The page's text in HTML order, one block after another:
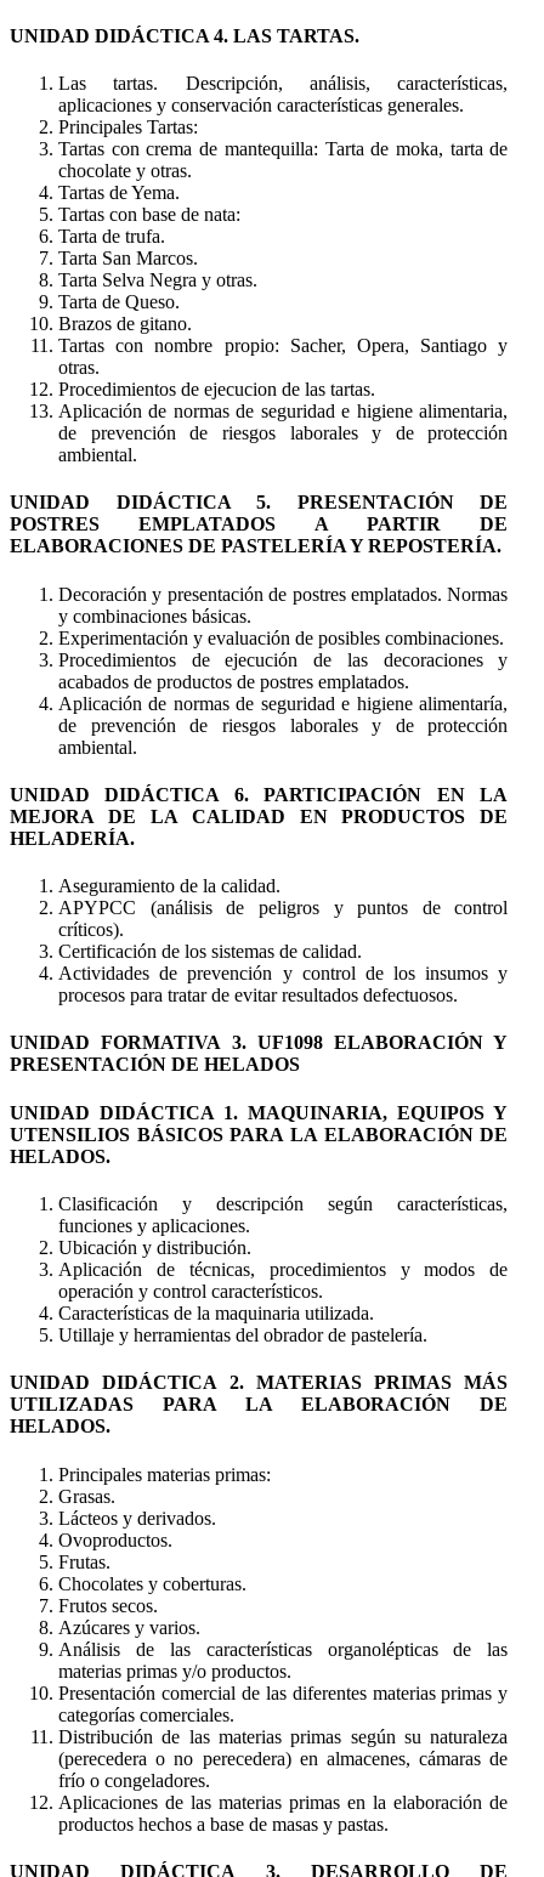
UNIDAD DIDÁCTICA 4. LAS TARTAS.
Las tartas. Descripción, análisis, características,
aplicaciones y conservación características generales.
Principales Tartas:
Tartas con crema de mantequilla: Tarta de moka, tarta de
chocolate y otras.
Tartas de Yema.
Tartas con base de nata:
Tarta de trufa.
Tarta San Marcos.
Tarta Selva Negra y otras.
Tarta de Queso.
Brazos de gitano.
Tartas con nombre propio: Sacher, Opera, Santiago y
otras.
Procedimientos de ejecucion de las tartas.
Aplicación de normas de seguridad e higiene alimentaria,
de prevención de riesgos laborales y de protección
ambiental.
UNIDAD DIDÁCTICA 5. PRESENTACIÓN DE
POSTRES EMPLATADOS A PARTIR DE
ELABORACIONES DE PASTELERÍA Y REPOSTERÍA.
Decoración y presentación de postres emplatados. Normas
y combinaciones básicas.
Experimentación y evaluación de posibles combinaciones.
Procedimientos de ejecución de las decoraciones y
acabados de productos de postres emplatados.
Aplicación de normas de seguridad e higiene alimentaría,
de prevención de riesgos laborales y de protección
ambiental.
UNIDAD DIDÁCTICA 6. PARTICIPACIÓN EN LA
MEJORA DE LA CALIDAD EN PRODUCTOS DE
HELADERÍA.
Aseguramiento de la calidad.
APYPCC (análisis de peligros y puntos de control
críticos).
Certificación de los sistemas de calidad.
Actividades de prevención y control de los insumos y
procesos para tratar de evitar resultados defectuosos.
UNIDAD FORMATIVA 3. UF1098 ELABORACIÓN Y
PRESENTACIÓN DE HELADOS
UNIDAD DIDÁCTICA 1. MAQUINARIA, EQUIPOS Y
UTENSILIOS BÁSICOS PARA LA ELABORACIÓN DE
HELADOS.
Clasificación y descripción según características,
funciones y aplicaciones.
Ubicación y distribución.
Aplicación de técnicas, procedimientos y modos de
operación y control característicos.
Características de la maquinaria utilizada.
Utillaje y herramientas del obrador de pastelería.
UNIDAD DIDÁCTICA 2. MATERIAS PRIMAS MÁS
UTILIZADAS PARA LA ELABORACIÓN DE
HELADOS.
Principales materias primas:
Grasas.
Lácteos y derivados.
Ovoproductos.
Frutas.
Chocolates y coberturas.
Frutos secos.
Azúcares y varios.
Análisis de las características organolépticas de las
materias primas y/o productos.
Presentación comercial de las diferentes materias primas y
categorías comerciales.
Distribución de las materias primas según su naturaleza
(perecedera o no perecedera) en almacenes, cámaras de
frío o congeladores.
Aplicaciones de las materias primas en la elaboración de
productos hechos a base de masas y pastas.
UNIDAD DIDÁCTICA 3. DESARROLLO DE